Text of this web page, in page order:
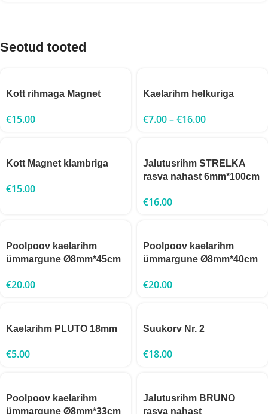
Seotud tooted
Kott rihmaga Magnet
€15.00
Kaelarihm helkuriga
€7.00–€16.00
Kott Magnet klambriga
€15.00
Jalutusrihm STRELKA
rasva nahast 6mm*100cm
€16.00
Poolpoov kaelarihm
ümmargune Ø8mm*45cm
€20.00
Poolpoov kaelarihm
ümmargune Ø8mm*40cm
€20.00
Kaelarihm PLUTO 18mm
€5.00
Suukorv Nr. 2
€18.00
Poolpoov kaelarihm
ümmargune Ø8mm*33cm
Jalutusrihm BRUNO
rasva nahast